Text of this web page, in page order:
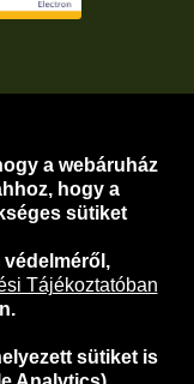
a webáruház
hogy a
sütiket
Tájékoztatóban
sütiket is